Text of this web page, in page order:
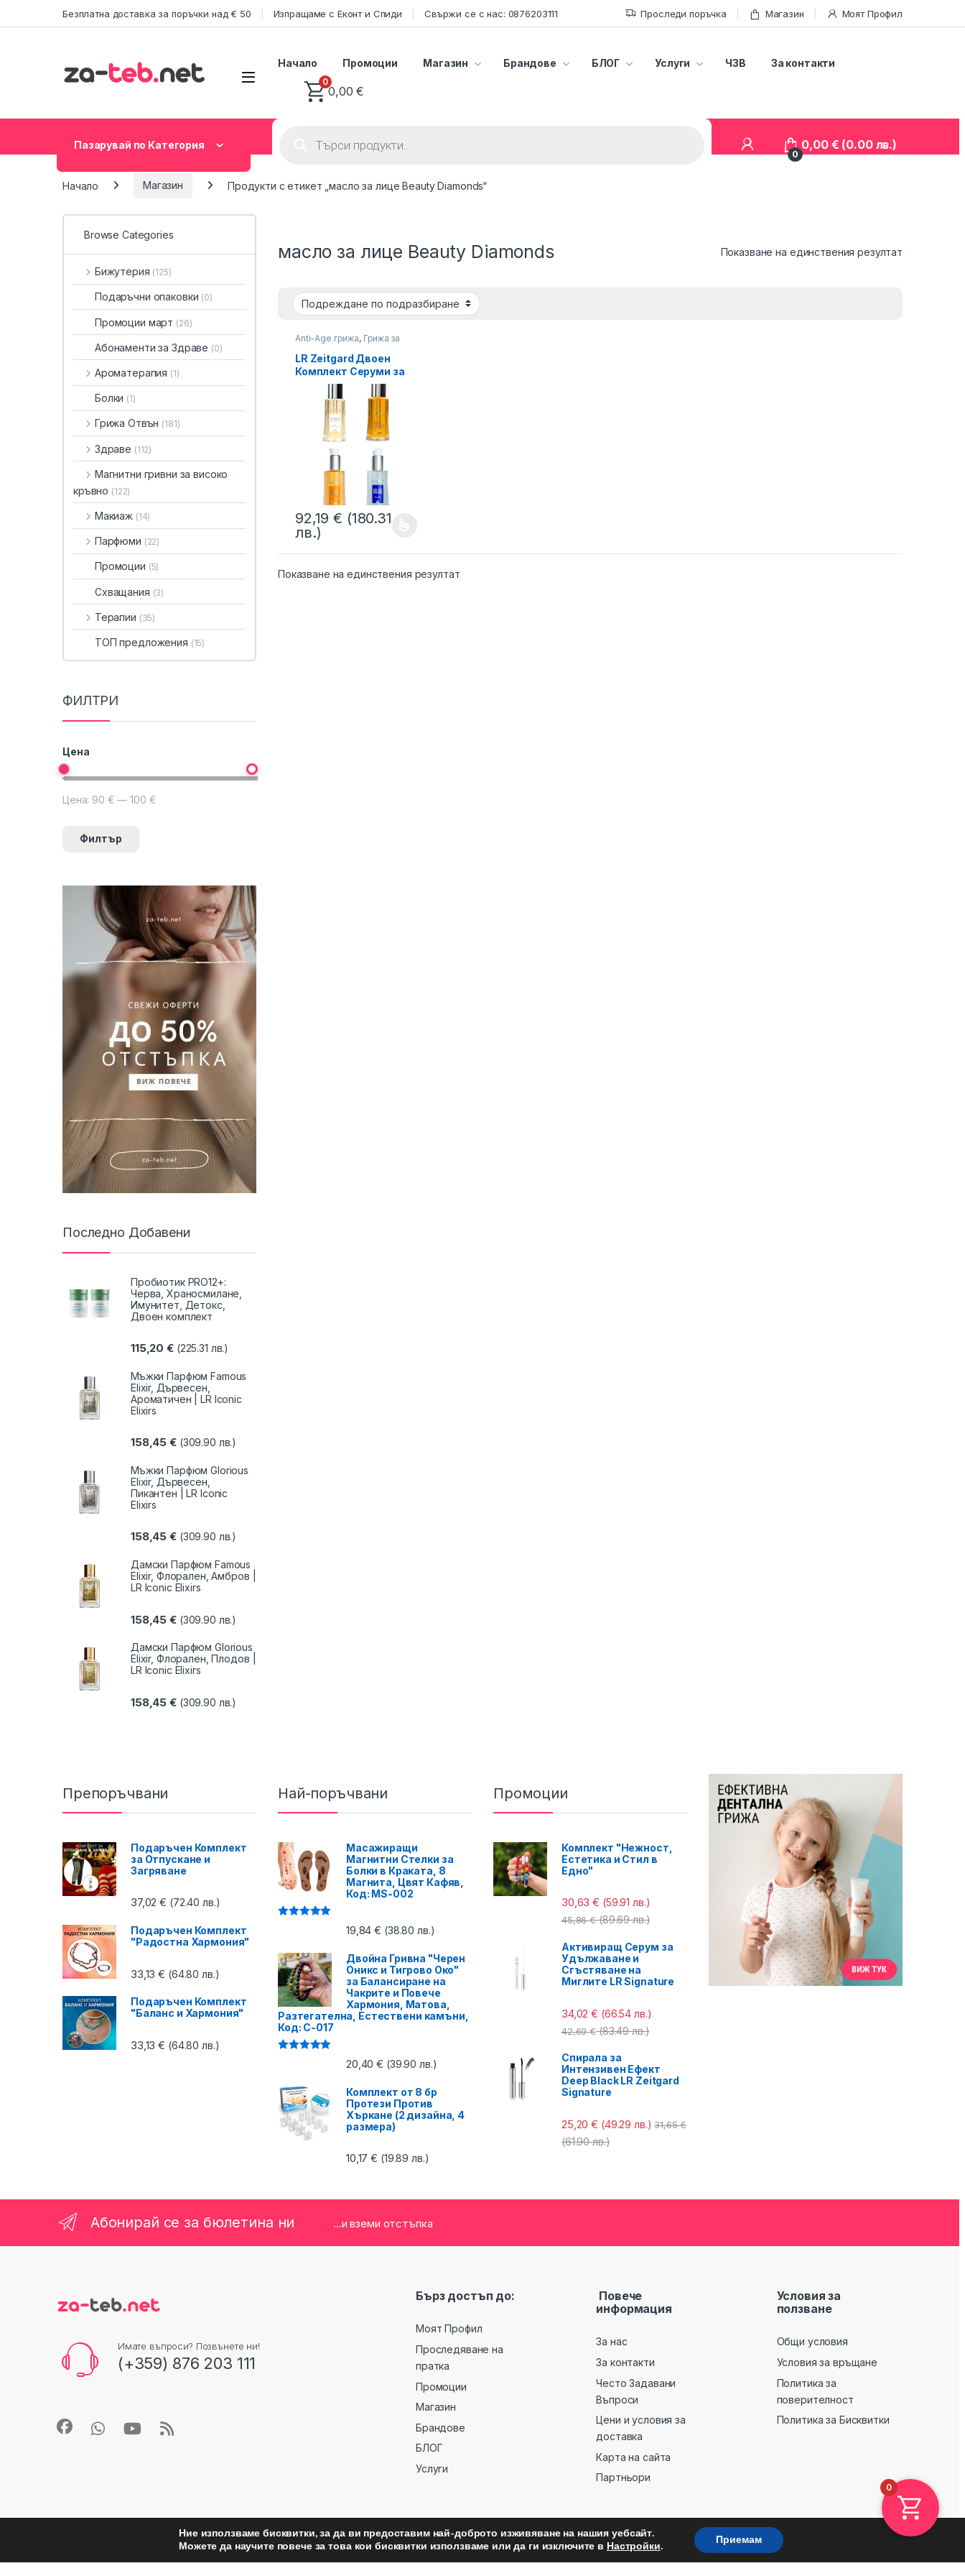
Безплатна доставка за поръчки над € 50 Изпращаме с Еконт и Спиди Свържи се с нас: 0876203111 Проследи поръчка Магазин Моят Профил
Начало Промоции Магазин Брандове БЛОГ Услуги ЧЗВ За контакти
0
0,00€
Пазарувай по Категория
0
0,00 € (0.00 лв.)
Начало Магазин Продукти с етикет „масло за лице Beauty Diamonds“
масло за лице Beauty Diamonds Показване на единствения резултат
Anti-Age грижа, Грижа за
Почистване на лице
LR Zeitgard Двоен
Комплект Серуми за
Специална Грижа за
Кожата, Свободен
избор
92,19€ (180.31
лв.)
This product has multiple variants. The options may be chosen on the product page
Показване на единствения резултат
Browse Categories
Бижутерия (125)
Подаръчни опаковки (0)
Промоции март (26)
Абонаменти за Здраве (0)
Ароматерапия (1)
Болки (1)
Грижа Отвън (181)
Здраве (112)
Магнитни гривни за високо
кръвно (122)
Макиаж (14)
Парфюми (22)
Промоции (5)
Схващания (3)
Терапии (35)
ТОП предложения (15)
ФИЛТРИ
Цена
Минимална цена
Максимална цена
Филтър
Цена: 90 € —100 €
Последно Добавени
Пробиотик PRO12+:
Черва, Храносмилане,
Имунитет, Детокс,
Двоен комплект
115,20€ (225.31 лв.)
Мъжки Парфюм Famous
Elixir, Дървесен,
Ароматичен | LR Iconic
Elixirs
158,45€ (309.90 лв.)
Мъжки Парфюм Glorious
Elixir, Дървесен,
Пикантен | LR Iconic
Elixirs
158,45€ (309.90 лв.)
Дамски Парфюм Famous
Elixir, Флорален, Амбров |
LR Iconic Elixirs
158,45€ (309.90 лв.)
Дамски Парфюм Glorious
Elixir, Флорален, Плодов |
LR Iconic Elixirs
158,45€ (309.90 лв.)
Препоръчвани
Подаръчен Комплект
за Отпускане и
Загряване
37,02€ (72.40 лв.)
Подаръчен Комплект
"Радостна Хармония"
33,13€ (64.80 лв.)
Подаръчен Комплект
"Баланс и Хармония"
33,13€ (64.80 лв.)
Най-поръчвани
Масажиращи
Магнитни Стелки за
Болки в Краката, 8
Магнита, Цвят Кафяв,
Код: MS-002
19,84€ (38.80 лв.)
Двойна Гривна "Черен
Оникс и Тигрово Око"
за Балансиране на
Чакрите и Повече
Хармония, Матова,
Разтегателна, Естествени камъни,
Код: C-017
20,40€ (39.90 лв.)
Комплект от 8 бр
Протези Против
Хъркане (2 дизайна, 4
размера)
10,17€ (19.89 лв.)
Промоции
Комплект "Нежност,
Естетика и Стил в
Едно"
30,63€ (59.91 лв.)
45,86€ (89.69 лв.)
Активиращ Серум за
Удължаване и
Сгъстяване на
Миглите LR Signature
34,02€ (66.54 лв.)
42,69€ (83.49 лв.)
Спирала за
Интензивен Ефект
Deep Black LR Zeitgard
Signature
25,20€ (49.29 лв.) 31,65€
(61.90 лв.)
Абонирай се за бюлетина ни ...и вземи отстъпка
Имате въпроси? Позвънете ни!
(+359) 876 203 111
Бърз достъп до:
Моят Профил
Проследяване на
пратка
Промоции
Магазин
Брандове
БЛОГ
Услуги
Повече
информация
За нас
За контакти
Често Задавани
Въпроси
Цени и условия за
доставка
Карта на сайта
Партньори
Условия за
ползване
Общи условия
Условия за връщане
Политика за
поверителност
Политика за Бисквитки
- All Rights Reserved
Ние използваме бисквитки, за да ви предоставим най-доброто изживяване на нашия уебсайт.
Можете да научите повече за това кои бисквитки използваме или да ги изключите в Настройки. Приемам
0